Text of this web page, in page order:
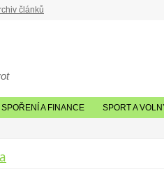
článků
SPOŘENÍ A FINANCE SPORT A